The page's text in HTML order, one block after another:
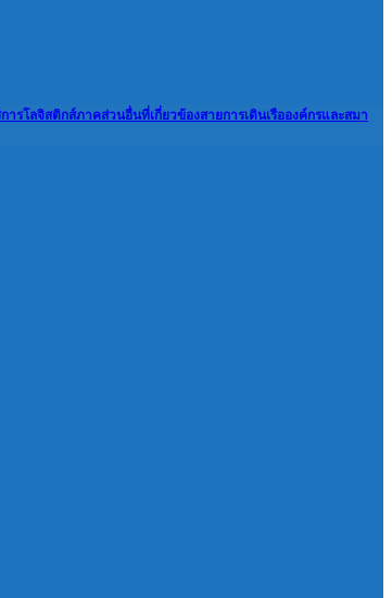
ารโลจิสติกส์ภาคส่วนอื่นที่เกี่ยวข้องสายการเดินเรือองค์กรและสมา